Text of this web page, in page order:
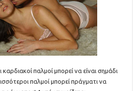
παλμοί μπορεί να είναι σημάδι
παλμοί μπορεί πράγματι να